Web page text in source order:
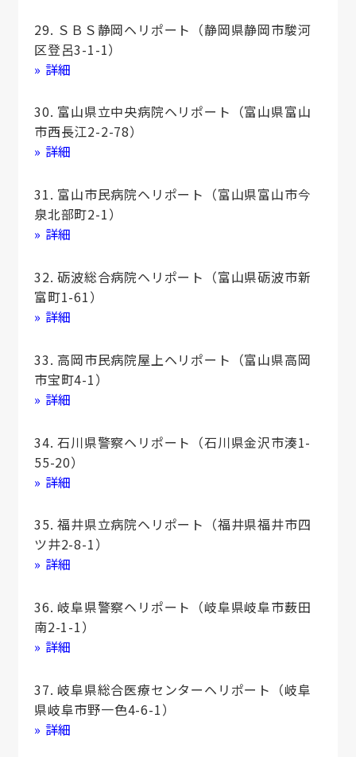
29. ＳＢＳ静岡ヘリポート（静岡県静岡市駿河
区登呂3-1-1）
» 詳細
30. 富山県立中央病院ヘリポート（富山県富山
市西⾧江2-2-78）
» 詳細
31. 富山市民病院ヘリポート（富山県富山市今
泉北部町2-1）
» 詳細
32. 砺波総合病院ヘリポート（富山県砺波市新
富町1-61）
» 詳細
33. 高岡市民病院屋上ヘリポート（富山県高岡
市宝町4-1）
» 詳細
34. 石川県警察ヘリポート（石川県金沢市湊1-
55-20）
» 詳細
35. 福井県立病院ヘリポート（福井県福井市四
ツ井2-8-1）
» 詳細
36. 岐阜県警察ヘリポート（岐阜県岐阜市薮田
南2-1-1）
» 詳細
37. 岐阜県総合医療センターヘリポート（岐阜
県岐阜市野一色4-6-1）
» 詳細